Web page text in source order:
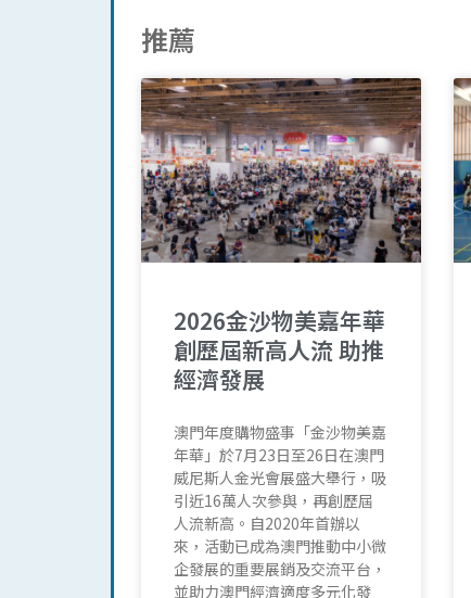
推薦
2026金沙物美嘉年華
創歷屆新高人流 助推
經濟發展
澳門年度購物盛事「金沙物美嘉
年華」於7月23日至26日在澳門
威尼斯人金光會展盛大舉行，吸
引近16萬人次參與，再創歷屆
人流新高。自2020年首辦以
來，活動已成為澳門推動中小微
企發展的重要展銷及交流平台，
並助力澳門經濟適度多元化發